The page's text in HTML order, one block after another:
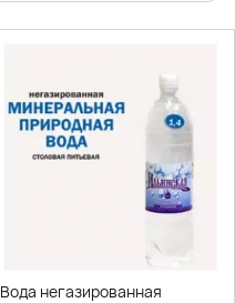
Вода негазированная